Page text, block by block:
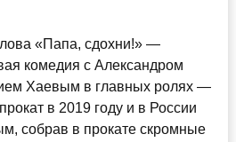
«Папа, сдохни!» —
комедия с Александром
Хаевым в главных ролях —
в 2019 году и в России
собрав в прокате скромные